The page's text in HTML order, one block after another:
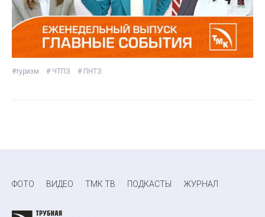
#туризм # ЧТПЗ # ПНТЗ
ФОТО ВИДЕО ТМК ТВ ПОДКАСТЫ ЖУРНАЛ